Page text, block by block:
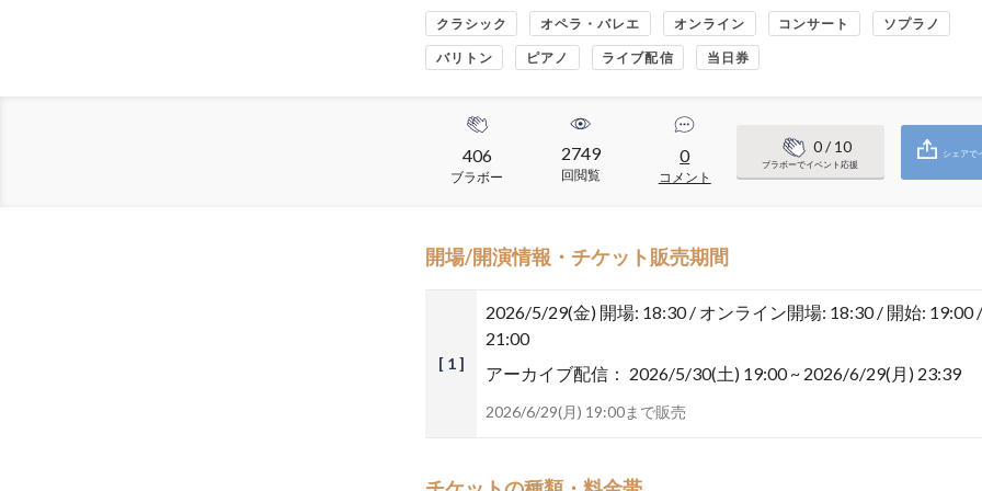
クラシック オペラ・バレエ オンライン コンサート ソプラノ
バリトン ピアノ ライブ配信 当日券
406
ブラボー
2749
回閲覧
0
コメント
0/ 10
ブラボーでイベント応援
シェアで
開場/開演情報・チケット販売期間
[ 1 ]
2026/5/29(金) 開場: 18:30 / オンライン開場: 18:30 / 開始: 19:00
21:00
アーカイブ配信： 2026/5/30(土) 19:00 ~ 2026/6/29(月) 23:39
2026/6/29(月) 19:00まで販売